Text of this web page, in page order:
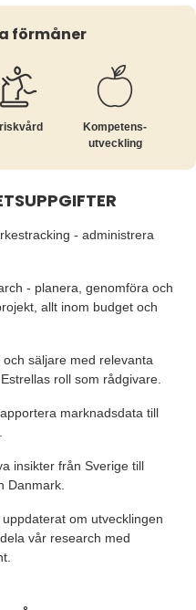
förmåner
Kompetens­
utveckling
- administrera
- planera, genomföra och
allt inom budget och
säljare med relevanta
roll som rådgivare.
marknadsdata till
insikter från Sverige till
Danmark.
om utvecklingen
vår research med